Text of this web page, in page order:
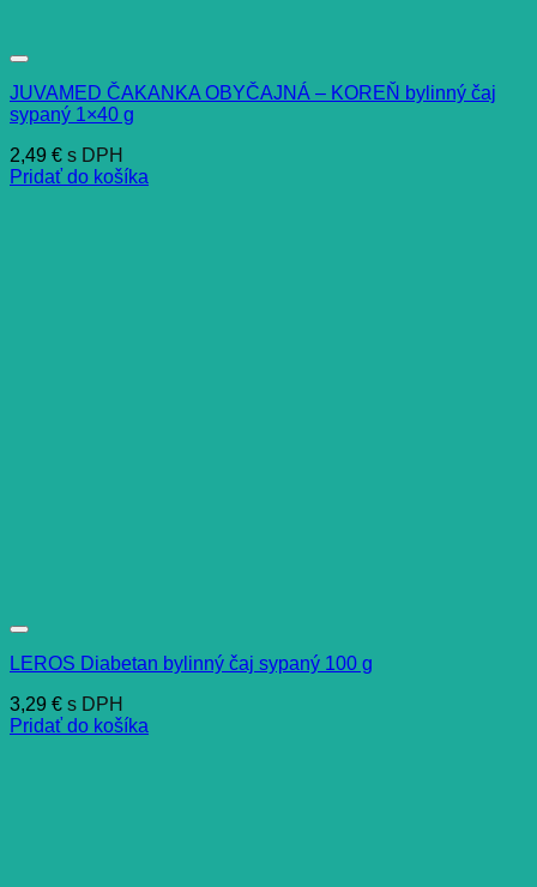
JUVAMED ČAKANKA OBYČAJNÁ – KOREŇ bylinný čaj
sypaný 1×40 g
2,49 € s DPH
Pridať do košíka
LEROS Diabetan bylinný čaj sypaný 100 g
3,29 € s DPH
Pridať do košíka